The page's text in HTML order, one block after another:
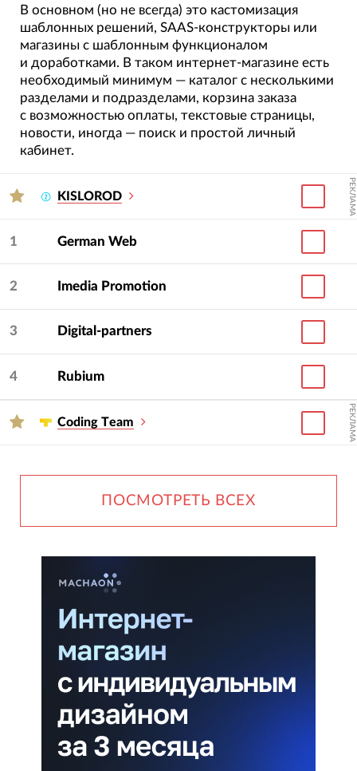
В основном (но не всегда) это кастомизация
шаблонных решений, SAAS-конструкторы или
магазины с шаблонным функционалом
и доработками. В таком интернет-магазине есть
необходимый минимум — каталог с несколькими
разделами и подразделами, корзина заказа
с возможностью оплаты, текстовые страницы,
новости, иногда — поиск и простой личный
кабинет.
KISLOROD РЕКЛАМА
1 German Web
2 Imedia Promotion
3 Digital-partners
4 Rubium
Сoding Тeam РЕКЛАМА
ПОСМОТРЕТЬ ВСЕХ